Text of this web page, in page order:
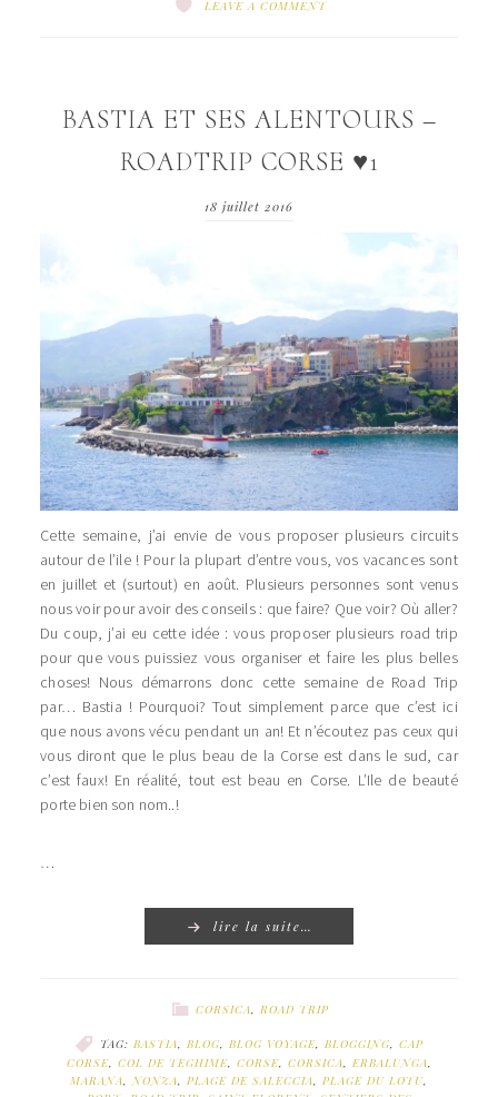
LEAVE A COMMENT
BASTIA ET SES ALENTOURS –
ROADTRIP CORSE ♥1
18 juillet 2016
Cette semaine, j’ai envie de vous proposer plusieurs circuits
autour de l’ile ! Pour la plupart d’entre vous, vos vacances sont
en juillet et (surtout) en août. Plusieurs personnes sont venus
nous voir pour avoir des conseils : que faire? Que voir? Où aller?
Du coup, j’ai eu cette idée : vous proposer plusieurs road trip
pour que vous puissiez vous organiser et faire les plus belles
choses! Nous démarrons donc cette semaine de Road Trip
par… Bastia ! Pourquoi? Tout simplement parce que c’est ici
que nous avons vécu pendant un an! Et n’écoutez pas ceux qui
vous diront que le plus beau de la Corse est dans le sud, car
c’est faux! En réalité, tout est beau en Corse. L’Ile de beauté
porte bien son nom..!
…
lire la suite…
CORSICA, ROAD TRIP
TAG: BASTIA, BLOG, BLOG VOYAGE, BLOGGING, CAP
CORSE, COL DE TEGHIME, CORSE, CORSICA, ERBALUNGA,
MARANA,NONZA, PLAGE DE SALECCIA, PLAGE DU LOTU,